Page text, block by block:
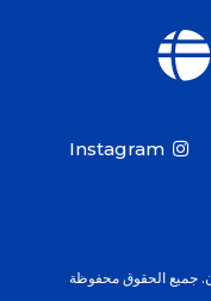
Instagram 